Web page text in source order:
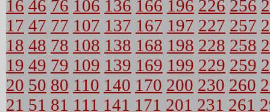
16 46 76 106 136 166 196 226 256
17 47 77 107 137 167 197 227 257
18 48 78 108 138 168 198 228 258
19 49 79 109 139 169 199 229 259
20 50 80 110 140 170 200 230 260
21 51 81 111 141 171 201 231 261